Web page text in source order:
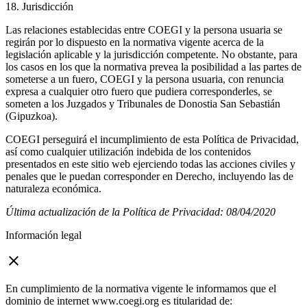
18. Jurisdicción
Las relaciones establecidas entre COEGI y la persona usuaria se
regirán por lo dispuesto en la normativa vigente acerca de la
legislación aplicable y la jurisdicción competente. No obstante, para
los casos en los que la normativa prevea la posibilidad a las partes de
someterse a un fuero, COEGI y la persona usuaria, con renuncia
expresa a cualquier otro fuero que pudiera corresponderles, se
someten a los Juzgados y Tribunales de Donostia San Sebastián
(Gipuzkoa).
COEGI perseguirá el incumplimiento de esta Política de Privacidad,
así como cualquier utilización indebida de los contenidos
presentados en este sitio web ejerciendo todas las acciones civiles y
penales que le puedan corresponder en Derecho, incluyendo las de
naturaleza económica.
Última actualización de la Política de Privacidad: 08/04/2020
Información legal
close
En cumplimiento de la normativa vigente le informamos que el
dominio de internet www.coegi.org es titularidad de: